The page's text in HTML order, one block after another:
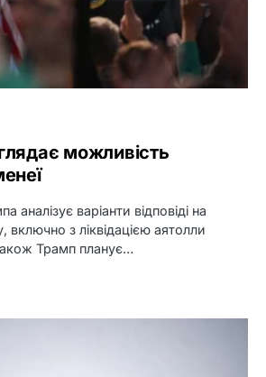
можливість
аналізує варіанти відповіді на
включно з ліквідацією аятолли
Трамп планує…